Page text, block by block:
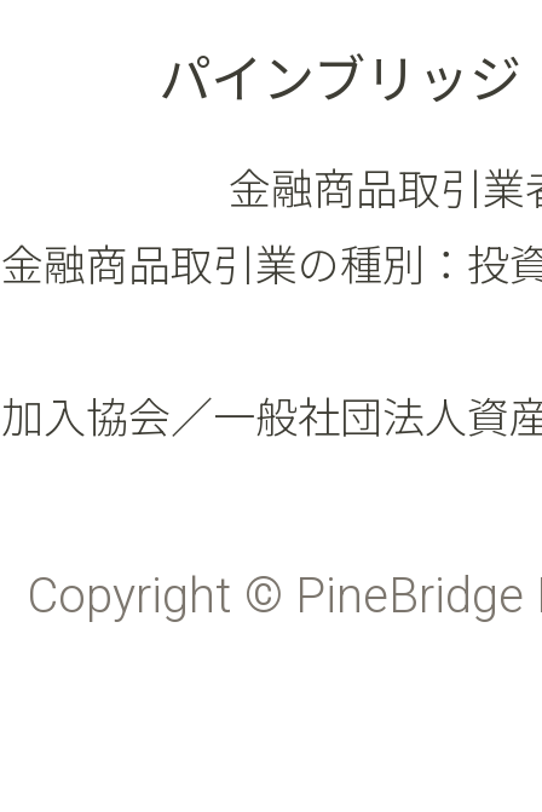
パインブリッ
金融商品取引
金融商品取引業の種別：投
加入協会／一般社団法人資
Copyright ©